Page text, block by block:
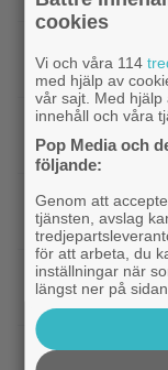
kalkonfilmen –
Casting |3 nya
ryktas om fler
Hollywood|
filmer – om
Netflix|Glöm
Robert
HBO Max|
cookies
Vi och våra 114
med hjälp av
vår sajt. Med
innehåll och våra
Pop Media och
följande:
Genom att
tjänsten, avslag
för att arbeta, du
inställningar när
längst ner på sidan.